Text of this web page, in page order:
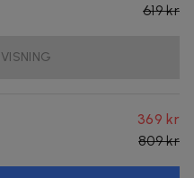
619 kr
369 kr
809 kr